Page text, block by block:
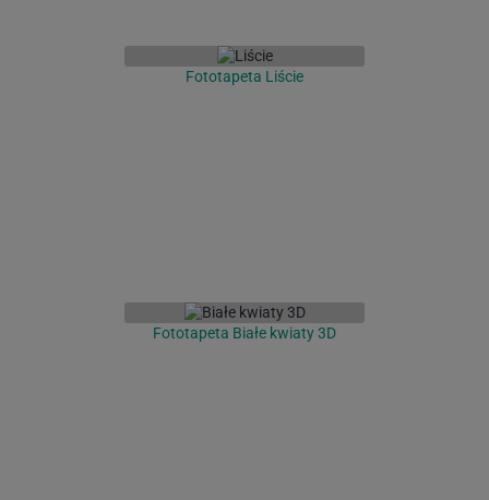
Fototapeta Liście
Fototapeta Białe kwiaty 3D